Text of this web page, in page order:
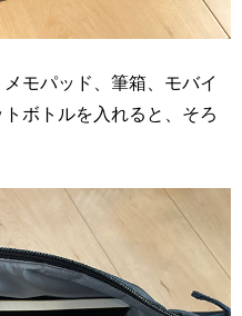
モパッド、筆箱、モバイ
ボトルを入れると、そろ